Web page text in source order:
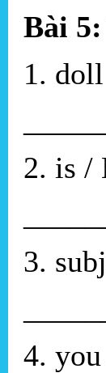
Bài
1.
2. is /
3.
4.